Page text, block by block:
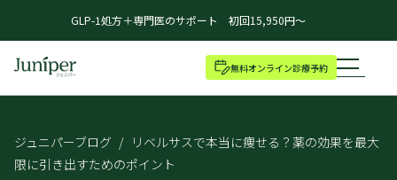
GLP-1処方＋専門医のサポート 初回15,950円～
無料オンライン診療予約
ジュニパーブログ / リベルサスで本当に痩せる？薬の効果を最大
限に引き出すためのポイント